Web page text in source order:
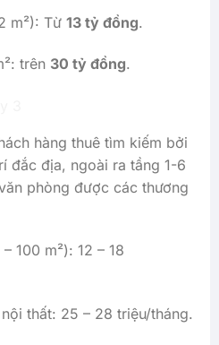
m²): Từ 13 tỷ đồng.
trên 30 tỷ đồng.
hàng thuê tìm kiếm bởi
đắc địa, ngoài ra tầng 1-6
phòng được các thương
100 m²): 12 – 18
thất: 25 – 28 triệu/tháng.